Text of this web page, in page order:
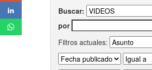
Buscar:
por
Filtros actuales: